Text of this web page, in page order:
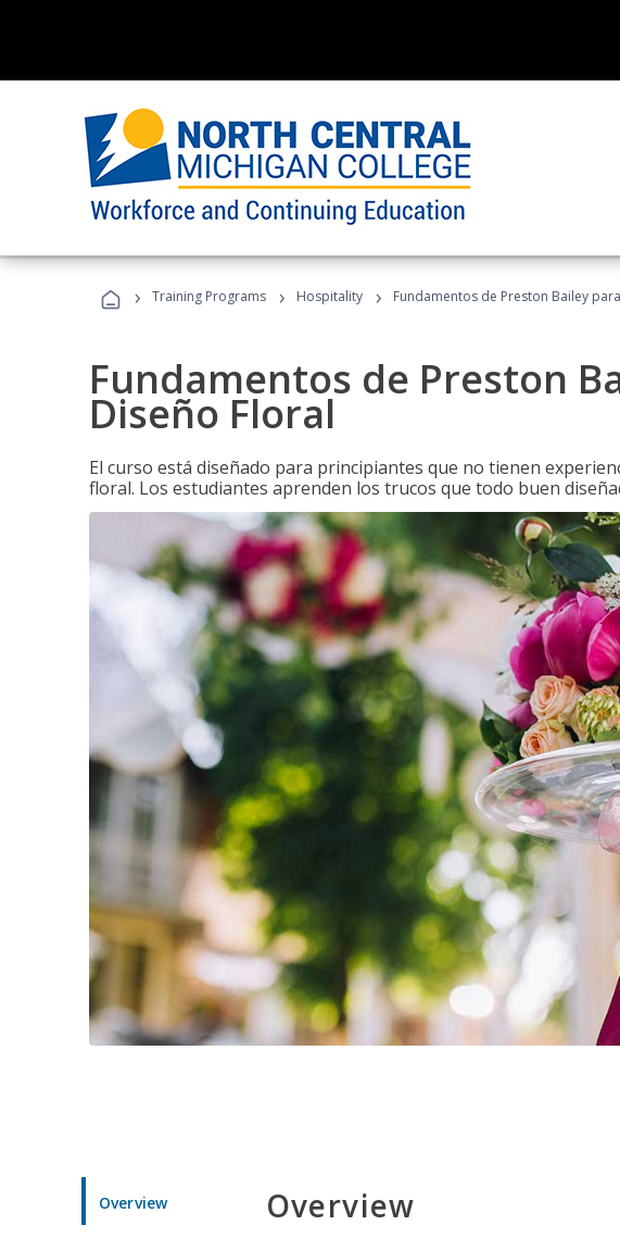
› Training Programs › Hospitality › Fundamentos de Preston Bailey
Fundamentos de Preston
Diseño Floral
El curso está diseñado para principiantes que no tienen
floral. Los estudiantes aprenden los trucos que todo buen
Overview Overview